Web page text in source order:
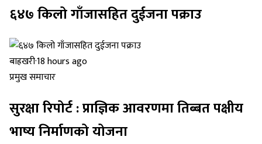
६४७ किलो गाँजासहित दुईजना पक्राउ
बाह्रखरी·18 hours ago
प्रमुख समाचार
सुरक्षा रिपोर्ट : प्राज्ञिक आवरणमा तिब्बत पक्षीय
भाष्य निर्माणको योजना